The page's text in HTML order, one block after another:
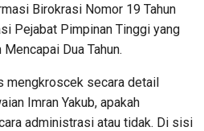
Birokrasi Nomor 19 Tahun
Pejabat Pimpinan Tinggi yang
Dua Tahun.
mengkroscek secara detail
Imran Yakub, apakah
administrasi atau tidak. Di sisi